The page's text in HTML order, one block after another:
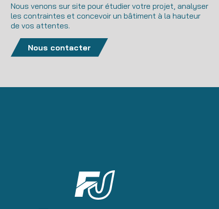
Nous venons sur site pour étudier votre projet, analyser
les contraintes et concevoir un bâtiment à la hauteur
de vos attentes.
Nous contacter